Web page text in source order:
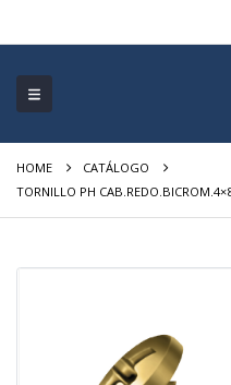
HOME
CATÁLOGO
TORNILLO PH